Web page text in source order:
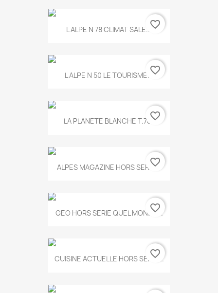
L ALPE N 78 CLIMAT SALE...favorite_border
L ALPE N 50 LE TOURISME...favorite_border
LA PLANETE BLANCHE T.785favorite_border
ALPES MAGAZINE HORS SERIE...
favorite_border
GEO HORS SERIE QUEL MONDE...
favorite_border
CUISINE ACTUELLE HORS SERIE...
favorite_border